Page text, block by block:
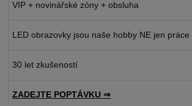
VIP + novinářské zóny + obsluha
LED obrazovky jsou naše hobby NE jen práce
30 let zkušeností
ZADEJTE POPTÁVKU ⇒